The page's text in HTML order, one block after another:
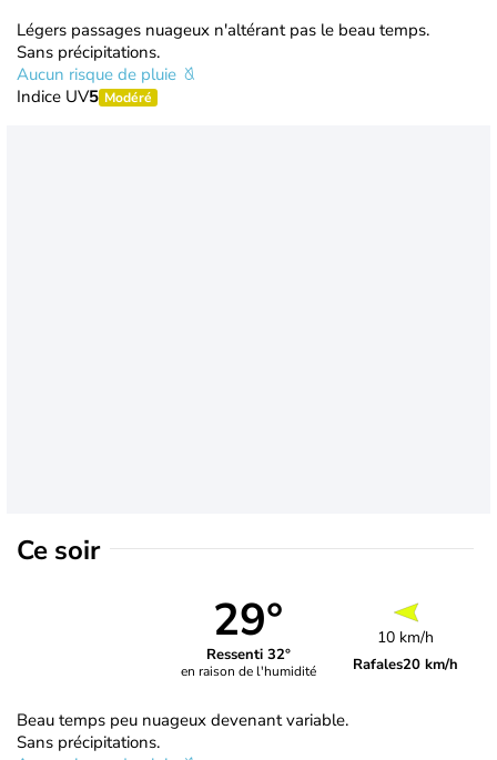
Légers passages nuageux n'altérant pas le beau temps.
Sans précipitations.
Aucun risque de pluie
Indice UV5 Modéré
Ce soir
29°
Ressenti 32°
en raison de l'humidité
10 km/h
Rafales20 km/h
Beau temps peu nuageux devenant variable.
Sans précipitations.